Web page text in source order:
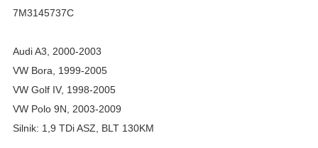
7M3145737C
Audi A3, 2000-2003
VW Bora, 1999-2005
VW Golf IV, 1998-2005
VW Polo 9N, 2003-2009
Silnik: 1,9 TDi ASZ, BLT 130KM